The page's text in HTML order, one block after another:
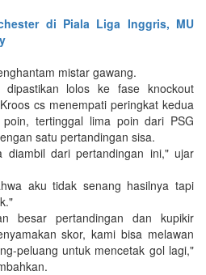
di Piala Liga Inggris, MU
mistar gawang.
lolos ke fase knockout
cs menempati peringkat kedua
tertinggal lima poin dari PSG
satu pertandingan sisa.
diambil dari pertandingan ini," ujar
aku tidak senang hasilnya tapi
besar pertandingan dan kupikir
skor, kami bisa melawan
peluang untuk mencetak gol lagi,"